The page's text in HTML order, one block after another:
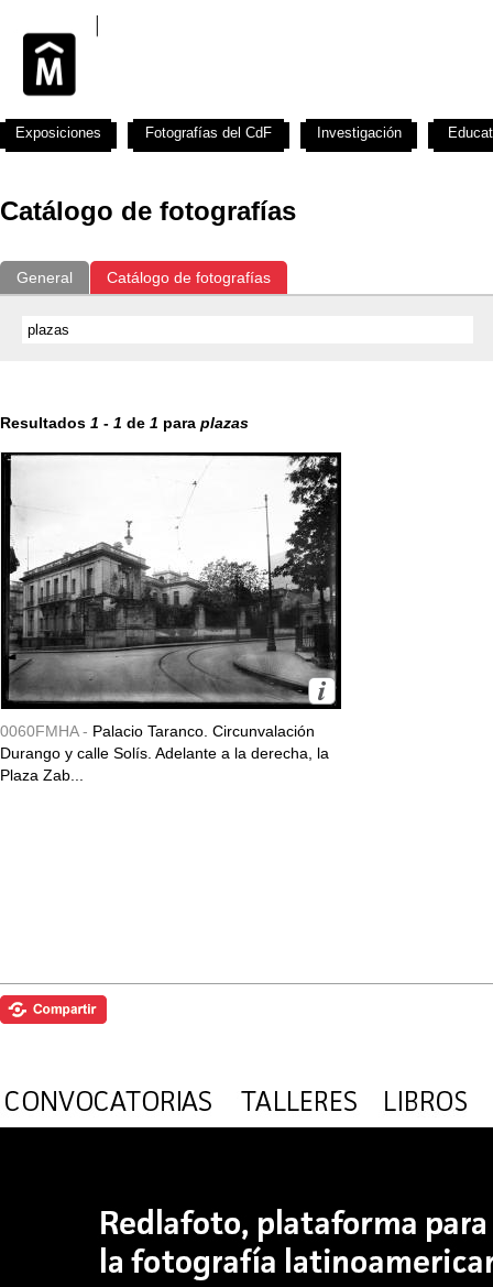
Catálogo de fotografías
General Catálogo de fotografías
Resultados 1 - 1 de 1 para plazas
0060FMHA - Palacio Taranco. Circunvalación
Durango y calle Solís. Adelante a la derecha, la
Plaza Zab...
Exposiciones Fotografías del CdF Investigación